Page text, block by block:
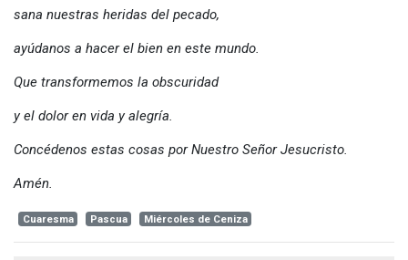
sana nuestras heridas del pecado,
ayúdanos a hacer el bien en este mundo.
Que transformemos la obscuridad
y el dolor en vida y alegría.
Concédenos estas cosas por Nuestro Señor Jesucristo.
Amén.
Cuaresma Pascua Miércoles de Ceniza